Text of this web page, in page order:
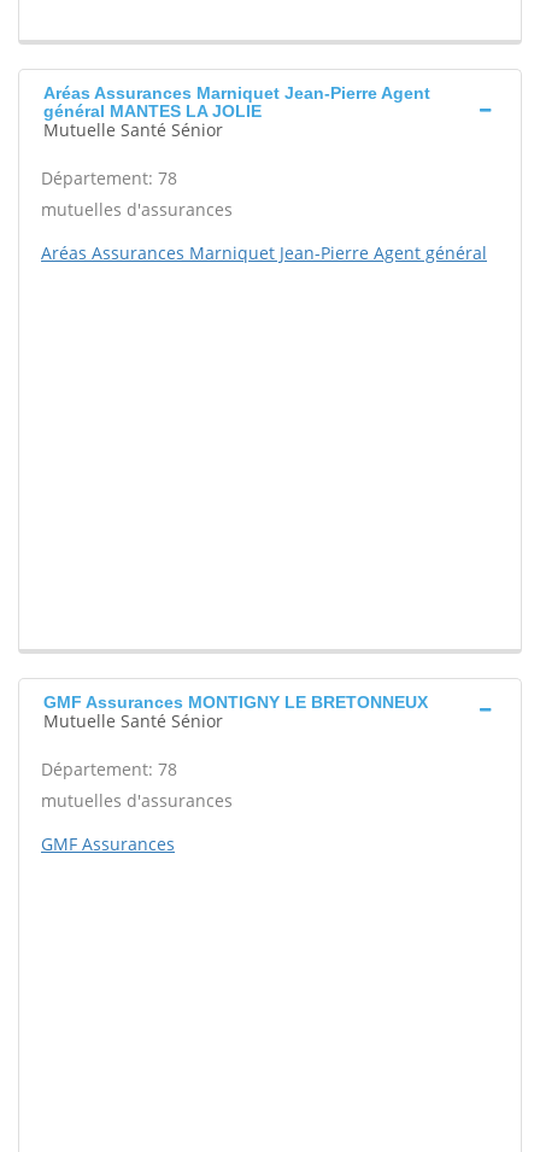
Aréas Assurances Marniquet Jean-Pierre Agent
général MANTES LA JOLIE
Mutuelle Santé Sénior
Département: 78
mutuelles d'assurances
Aréas Assurances Marniquet Jean-Pierre Agent général
GMF Assurances MONTIGNY LE BRETONNEUX
Mutuelle Santé Sénior
Département: 78
mutuelles d'assurances
GMF Assurances